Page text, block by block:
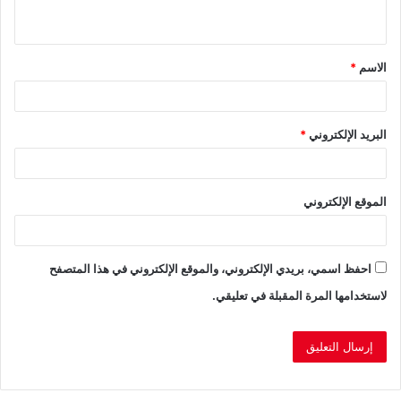
ق
*
الاسم *
البريد الإلكتروني*
الموقع الإلكتروني
احفظ اسمي، بريدي الإلكتروني، والموقع الإلكتروني في هذا المتصفح
لاستخدامها المرة المقبلة في تعليقي.